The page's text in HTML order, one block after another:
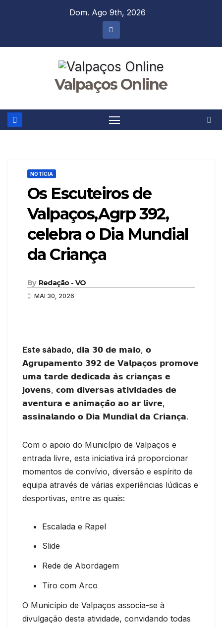
Dom. Ago 9th, 2026
Valpaços Online
NOTÍCIA
Os Escuteiros de
Valpaços,Agrp 392,
celebra o Dia Mundial
da Criança
By Redação - VO
MAI 30, 2026
Este sábado, 𝗱𝗶𝗮 𝟯𝟬 𝗱𝗲 𝗺𝗮𝗶𝗼, 𝗼
𝗔𝗴𝗿𝘂𝗽𝗮𝗺𝗲𝗻𝘁𝗼 𝟯𝟵𝟮 𝗱𝗲 𝗩𝗮𝗹𝗽𝗮𝗰̧𝗼𝘀 𝗽𝗿𝗼𝗺𝗼𝘃𝗲
𝘂𝗺𝗮 𝘁𝗮𝗿𝗱𝗲 𝗱𝗲𝗱𝗶𝗰𝗮𝗱𝗮 𝗮̀𝘀 𝗰𝗿𝗶𝗮𝗻𝗰̧𝗮𝘀 𝗲
𝗷𝗼𝘃𝗲𝗻𝘀, 𝗰𝗼𝗺 𝗱𝗶𝘃𝗲𝗿𝘀𝗮𝘀 𝗮𝘁𝗶𝘃𝗶𝗱𝗮𝗱𝗲𝘀 𝗱𝗲
𝗮𝘃𝗲𝗻𝘁𝘂𝗿𝗮 𝗲 𝗮𝗻𝗶𝗺𝗮𝗰̧𝗮̃𝗼 𝗮𝗼 𝗮𝗿 𝗹𝗶𝘃𝗿𝗲,
𝗮𝘀𝘀𝗶𝗻𝗮𝗹𝗮𝗻𝗱𝗼 𝗼 𝗗𝗶𝗮 𝗠𝘂𝗻𝗱𝗶𝗮𝗹 𝗱𝗮 𝗖𝗿𝗶𝗮𝗻𝗰̧𝗮.
Com o apoio do Município de Valpaços e
entrada livre, esta iniciativa irá proporcionar
momentos de convívio, diversão e espírito de
equipa através de várias experiências lúdicas e
desportivas, entre as quais:
Escalada e Rapel
Slide
Rede de Abordagem
Tiro com Arco
O Município de Valpaços associa-se à
divulgação desta atividade, convidando todas